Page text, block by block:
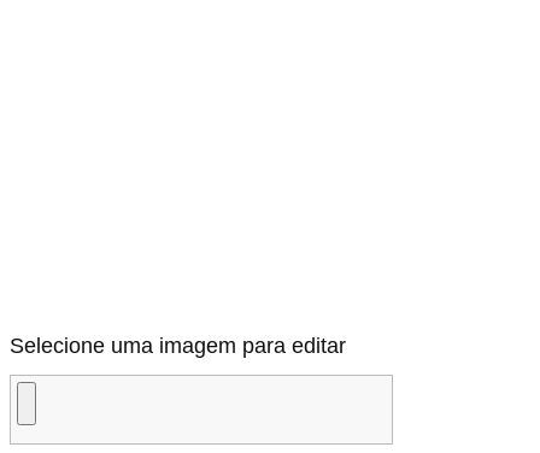
Selecione uma imagem para editar